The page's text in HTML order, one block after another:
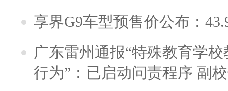
享界G9车型预售价公布：
广东雷州通报“特殊教育学
行为”：已启动问责程序 副